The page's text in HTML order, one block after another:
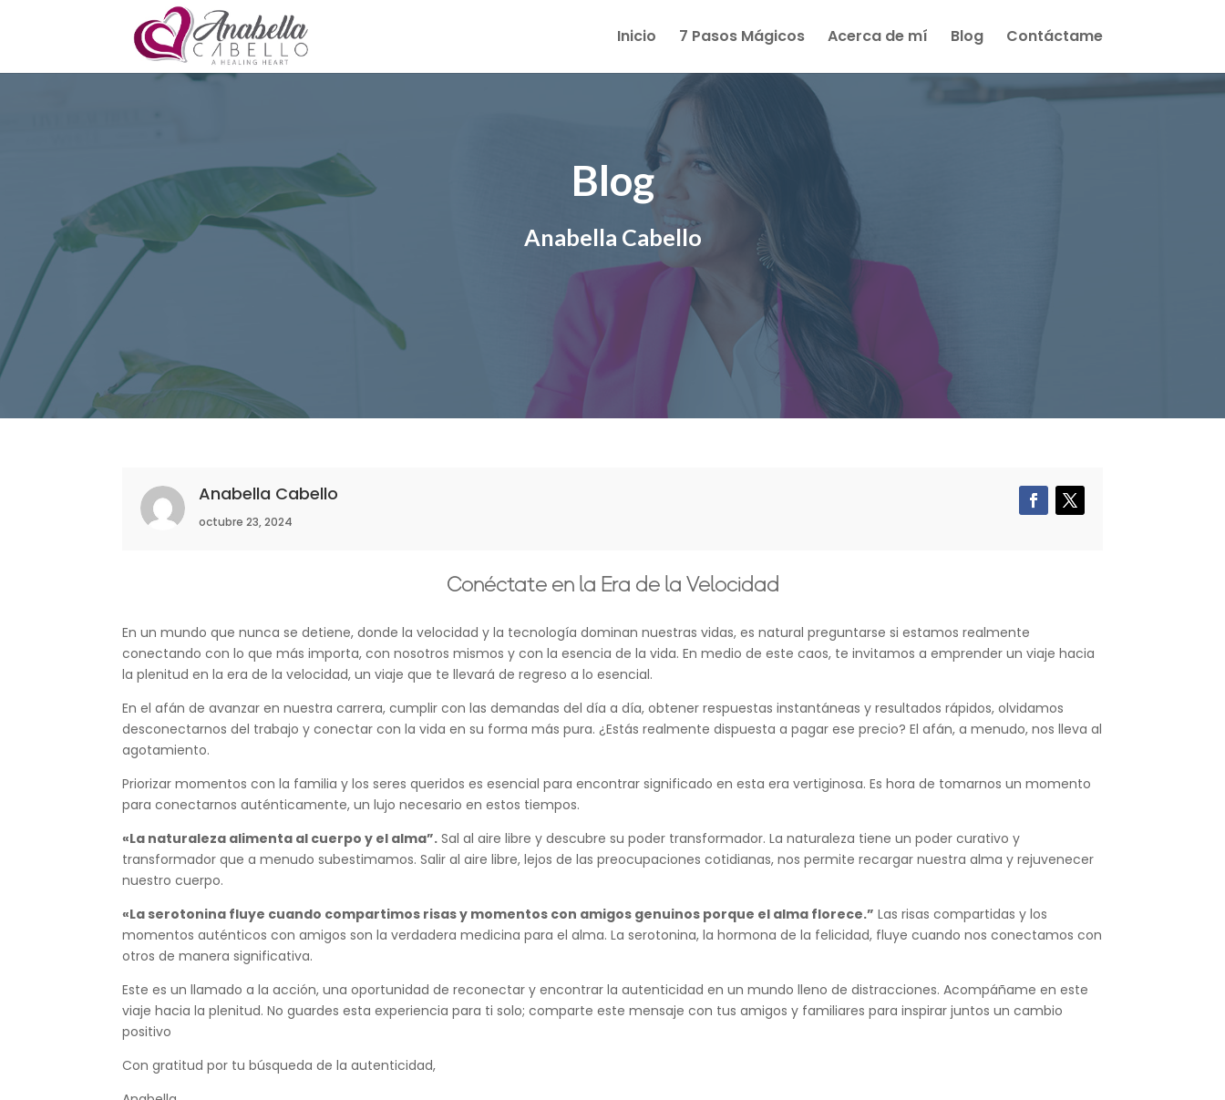
Inicio 7 Pasos Mágicos Acerca de mí Blog Contáctame
Blog
Anabella Cabello
Anabella Cabello
octubre 23, 2024
Conéctate en la Era de la Velocidad
En un mundo que nunca se detiene, donde la velocidad y la tecnología dominan nuestras vidas, es natural preguntarse si estamos realmente
conectando con lo que más importa, con nosotros mismos y con la esencia de la vida. En medio de este caos, te invitamos a emprender un viaje hacia
la plenitud en la era de la velocidad, un viaje que te llevará de regreso a lo esencial.
En el afán de avanzar en nuestra carrera, cumplir con las demandas del día a día, obtener respuestas instantáneas y resultados rápidos, olvidamos
desconectarnos del trabajo y conectar con la vida en su forma más pura. ¿Estás realmente dispuesta a pagar ese precio? El afán, a menudo, nos lleva al
agotamiento.
Priorizar momentos con la familia y los seres queridos es esencial para encontrar significado en esta era vertiginosa. Es hora de tomarnos un momento
para conectarnos auténticamente, un lujo necesario en estos tiempos.
«La naturaleza alimenta al cuerpo y el alma”. Sal al aire libre y descubre su poder transformador. La naturaleza tiene un poder curativo y
transformador que a menudo subestimamos. Salir al aire libre, lejos de las preocupaciones cotidianas, nos permite recargar nuestra alma y rejuvenecer
nuestro cuerpo.
«La serotonina fluye cuando compartimos risas y momentos con amigos genuinos porque el alma florece.” Las risas compartidas y los
momentos auténticos con amigos son la verdadera medicina para el alma. La serotonina, la hormona de la felicidad, fluye cuando nos conectamos con
otros de manera significativa.
Este es un llamado a la acción, una oportunidad de reconectar y encontrar la autenticidad en un mundo lleno de distracciones. Acompáñame en este
viaje hacia la plenitud. No guardes esta experiencia para ti solo; comparte este mensaje con tus amigos y familiares para inspirar juntos un cambio
positivo
Con gratitud por tu búsqueda de la autenticidad,